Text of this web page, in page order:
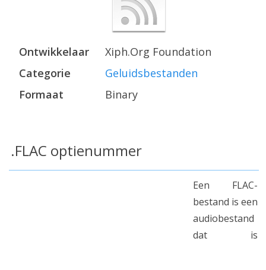
Ontwikkelaar
Xiph.Org Foundation
Categorie
Geluidsbestanden
Formaat
Binary
.FLAC optienummer
Een FLAC-
bestand is een
audiobestand
dat is